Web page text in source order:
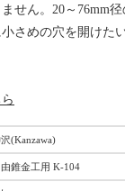
せん。20～76mm
さめの穴を開けた
(Kanzawa)
由錐金工用 K-104